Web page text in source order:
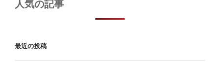
人気の記事
最近の投稿